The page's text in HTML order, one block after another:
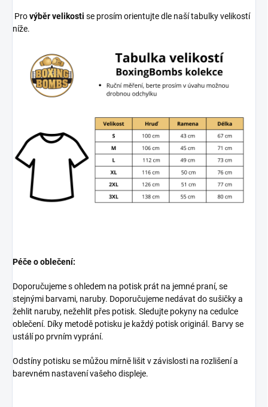
Provýběr velikosti se prosím orientujte dle naší tabulky velikostí
níže.
Péče o oblečení:
Doporučujeme s ohledem na potisk prát na jemné praní, se
stejnými barvami, naruby. Doporučujeme nedávat do sušičky a
žehlit naruby, nežehlit přes potisk. Sledujte pokyny na cedulce
oblečení. Díky metodě potisku je každý potisk originál. Barvy se
ustálí po prvním vyprání.
Odstíny potisku se můžou mírně lišit v závislosti na rozlišení a
barevném nastavení vašeho displeje.